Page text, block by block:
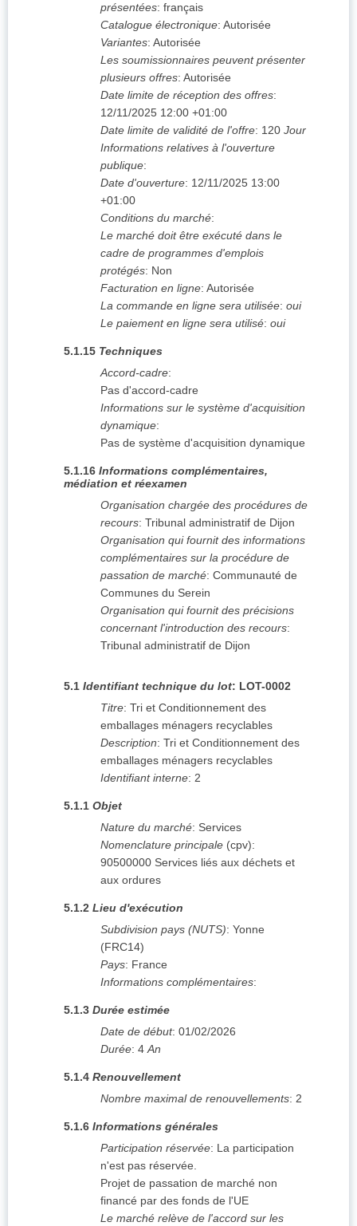
présentées: français
Catalogue électronique: Autorisée
Variantes: Autorisée
Les soumissionnaires peuvent présenter
plusieurs offres: Autorisée
Date limite de réception des offres:
12/11/2025 12:00 +01:00
Date limite de validité de l'offre: 120 Jour
Informations relatives à l'ouverture
publique:
Date d'ouverture: 12/11/2025 13:00
+01:00
Conditions du marché:
Le marché doit être exécuté dans le
cadre de programmes d'emplois
protégés: Non
Facturation en ligne: Autorisée
La commande en ligne sera utilisée: oui
Le paiement en ligne sera utilisé: oui
5.1.15 Techniques
Accord-cadre:
Pas d'accord-cadre
Informations sur le système d'acquisition
dynamique:
Pas de système d'acquisition dynamique
5.1.16 Informations complémentaires,
médiation et réexamen
Organisation chargée des procédures de
recours: Tribunal administratif de Dijon
Organisation qui fournit des informations
complémentaires sur la procédure de
passation de marché: Communauté de
Communes du Serein
Organisation qui fournit des précisions
concernant l'introduction des recours:
Tribunal administratif de Dijon
5.1 Identifiant technique du lot: LOT-0002
Titre: Tri et Conditionnement des
emballages ménagers recyclables
Description: Tri et Conditionnement des
emballages ménagers recyclables
Identifiant interne: 2
5.1.1 Objet
Nature du marché: Services
Nomenclature principale (cpv):
90500000 Services liés aux déchets et
aux ordures
5.1.2 Lieu d'exécution
Subdivision pays (NUTS): Yonne
(FRC14)
Pays: France
Informations complémentaires:
5.1.3 Durée estimée
Date de début: 01/02/2026
Durée: 4 An
5.1.4 Renouvellement
Nombre maximal de renouvellements: 2
5.1.6 Informations générales
Participation réservée: La participation
n'est pas réservée.
Projet de passation de marché non
financé par des fonds de l'UE
Le marché relève de l'accord sur les